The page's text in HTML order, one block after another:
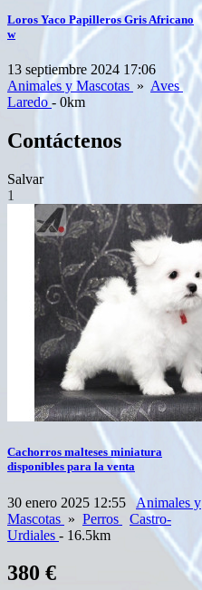
Loros Yaco Papilleros Gris Africano
w
13 septiembre 2024 17:06
Animales y Mascotas » Aves
Laredo - 0km
Contáctenos
Salvar
1
Cachorros malteses miniatura
disponibles para la venta
30 enero 2025 12:55
Animales y
Mascotas » Perros
Castro-
Urdiales - 16.5km
380 €